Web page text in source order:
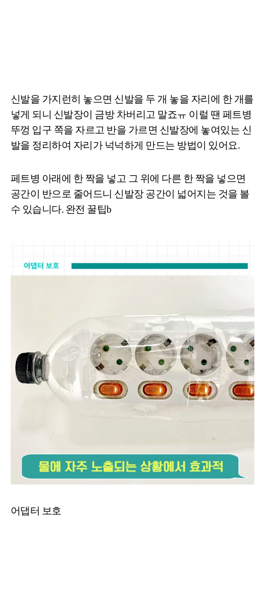
신발을 가지런히 놓으면 신발을 두 개 놓을 자리에 한 개를
넣게 되니 신발장이 금방 차버리고 말죠ㅠ 이럴 땐 페트병
뚜껑 입구 쪽을 자르고 반을 가르면 신발장에 놓여있는 신
발을 정리하여 자리가 넉넉하게 만드는 방법이 있어요.
페트병 아래에 한 짝을 넣고 그 위에 다른 한 짝을 넣으면
공간이 반으로 줄어드니 신발장 공간이 넓어지는 것을 볼
수 있습니다. 완전 꿀팁b
어댑터 보호